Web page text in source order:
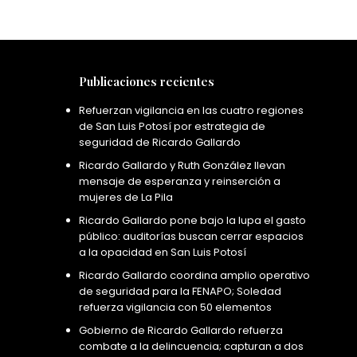
Publicaciones recientes
Refuerzan vigilancia en las cuatro regiones
de San Luis Potosí por estrategia de
seguridad de Ricardo Gallardo
Ricardo Gallardo y Ruth González llevan
mensaje de esperanza y reinserción a
mujeres de La Pila
Ricardo Gallardo pone bajo la lupa el gasto
público: auditorías buscan cerrar espacios
a la opacidad en San Luis Potosí
Ricardo Gallardo coordina amplio operativo
de seguridad para la FENAPO; Soledad
refuerza vigilancia con 50 elementos
Gobierno de Ricardo Gallardo refuerza
combate a la delincuencia; capturan a dos